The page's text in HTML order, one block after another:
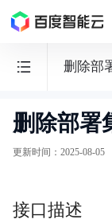
删除部
边
缘
节
删除部署
更新时间 ： 2025-08-05
接口描述